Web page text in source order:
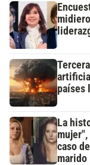
países
La
caso
marido